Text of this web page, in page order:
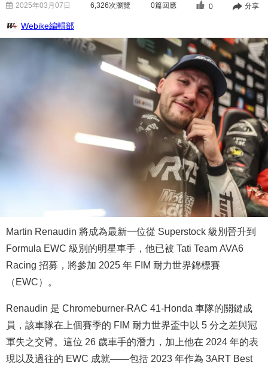
2025年03月07日 6,326次瀏覽 0篇回應 0 分享
Webike編輯部
Martin Renaudin 將成為最新一位從 Superstock 級別晉升到
Formula EWC 級別的明星車手，他已被 Tati Team AVA6
Racing 招募，將參加 2025 年 FIM 耐力世界錦標賽
（EWC）。
Renaudin 是 Chromeburner-RAC 41-Honda 車隊的關鍵成
員，該車隊在上個賽季的 FIM 耐力世界盃中以 5 分之差與冠
軍失之交臂。這位 26 歲車手的潛力，加上他在 2024 年的表
現以及過往的 EWC 成就——包括 2023 年作為 3ART Best